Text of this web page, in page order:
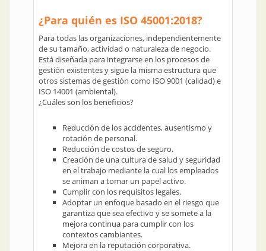
¿Para quién es ISO 45001:2018?
Para todas las organizaciones, independientemente
de su tamaño, actividad o naturaleza de negocio.
Está diseñada para integrarse en los procesos de
gestión existentes y sigue la misma estructura que
otros sistemas de gestión como ISO 9001 (calidad) e
ISO 14001 (ambiental).
¿Cuáles son los beneficios?
Reducción de los accidentes, ausentismo y
rotación de personal.
Reducción de costos de seguro.
Creación de una cultura de salud y seguridad
en el trabajo mediante la cual los empleados
se animan a tomar un papel activo.
Cumplir con los requisitos legales.
Adoptar un enfoque basado en el riesgo que
garantiza que sea efectivo y se somete a la
mejora continua para cumplir con los
contextos cambiantes.
Mejora en la reputación corporativa.